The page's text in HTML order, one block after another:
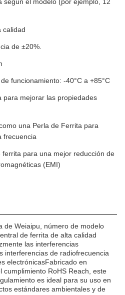
calidad
de ±20%.
funcionamiento: -40°C a +85°C
para mejorar las propiedades
una Perla de Ferrita para
frecuencia
para una mejor reducción de
(EMI)
de Weiaipu, número de modelo
de ferrita de alta calidad
las interferencias
interferencias de radiofrecuencia
electrónicasFabricado en
cumplimiento RoHS Reach, este
es ideal para su uso en
estándares ambientales y de